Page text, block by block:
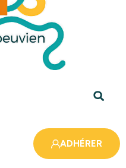
ADHÉRER